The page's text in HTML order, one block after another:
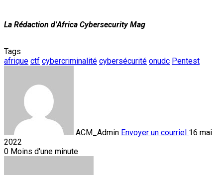
La Rédaction d’Africa Cybersecurity Mag
Tags
afrique ctf cybercriminalité cybersécurité onudc Pentest
ACM_Admin Envoyer un courriel 16 mai
2022
0 Moins d'une minute